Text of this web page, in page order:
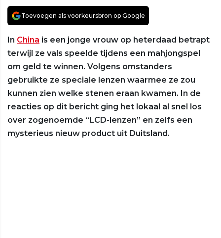
Toevoegen als voorkeursbron op Google
In China is een jonge vrouw op heterdaad betrapt
terwijl ze vals speelde tijdens een mahjongspel
om geld te winnen. Volgens omstanders
gebruikte ze speciale lenzen waarmee ze zou
kunnen zien welke stenen eraan kwamen. In de
reacties op dit bericht ging het lokaal al snel los
over zogenoemde “LCD-lenzen” en zelfs een
mysterieus nieuw product uit Duitsland.